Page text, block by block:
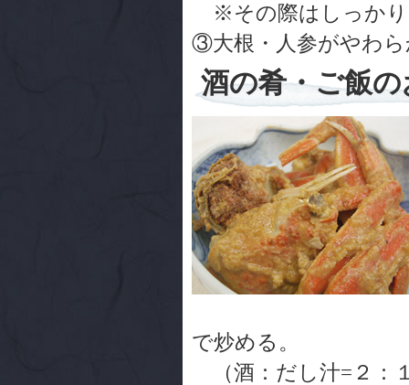
※その際はしっかり
③大根・人参がやわ
酒の肴・ご飯
で炒める。
（酒：だし汁=２：